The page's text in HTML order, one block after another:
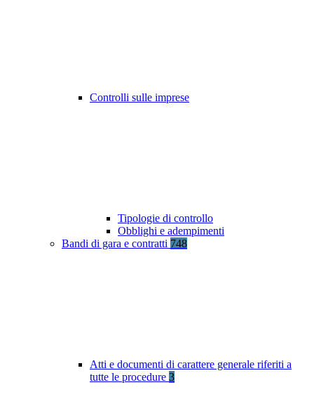
Controlli sulle imprese
Tipologie di controllo
Obblighi e adempimenti
Bandi di gara e contratti 748
Atti e documenti di carattere generale riferiti a
tutte le procedure 3